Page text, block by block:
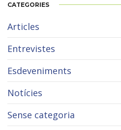
CATEGORIES
Articles
Entrevistes
Esdeveniments
Notícies
Sense categoria